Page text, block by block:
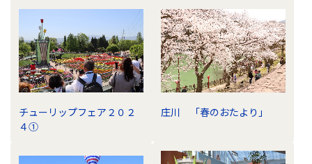
チューリップフェア２０２
４①
庄川 「春のおたより」